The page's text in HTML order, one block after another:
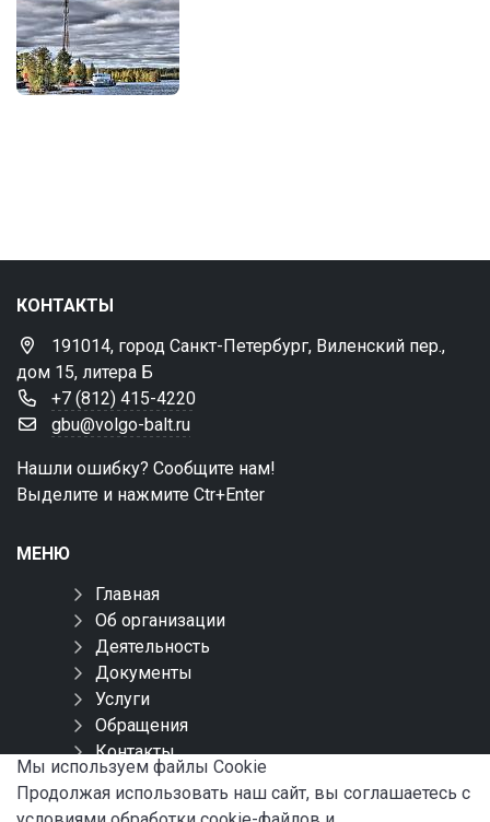
КОНТАКТЫ
191014, город Санкт-Петербург, Виленский пер.,
дом 15, литера Б
+7 (812) 415-4220
gbu@volgo-balt.ru
Нашли ошибку? Сообщите нам!
Выделите и нажмите Ctr+Enter
МЕНЮ
Главная
Об организации
Деятельность
Документы
Услуги
Обращения
Контакты
Карта сайта
Мы используем файлы Сookie
Продолжая использовать наш сайт, вы соглашаетесь с